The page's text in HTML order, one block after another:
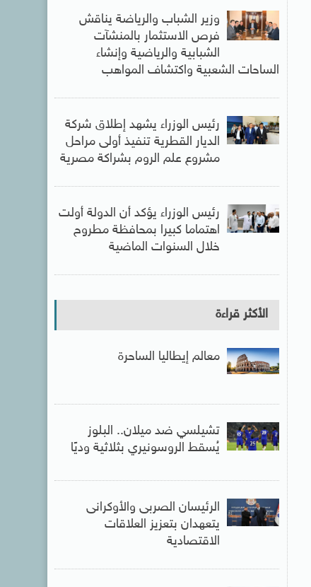
وزير الشباب والرياضة يناقش
فرص الاستثمار بالمنشآت
الشبابية والرياضية وإنشاء
الساحات الشعبية واكتشاف المواهب
رئيس الوزراء يشهد إطلاق شركة
الديار القطرية تنفيذ أولى مراحل
مشروع علم الروم بشراكة مصرية
رئيس الوزراء يؤكد أن الدولة أولت
اهتماما كبيرا بمحافظة مطروح
خلال السنوات الماضية
الأكثر قراءة
معالم إيطاليا الساحرة
تشيلسي ضد ميلان.. البلوز
يُسقط الروسونيري بثلاثية وديًا
الرئيسان الصربى والأوكرانى
يتعهدان بتعزيز العلاقات
الاقتصادية